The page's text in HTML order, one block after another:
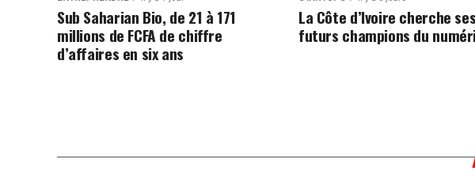
Sub Saharian Bio, de 21 à 171
millions de FCFA de chiffre
d’affaires en six ans
La Côte d’Ivoire cherche
futurs champions du